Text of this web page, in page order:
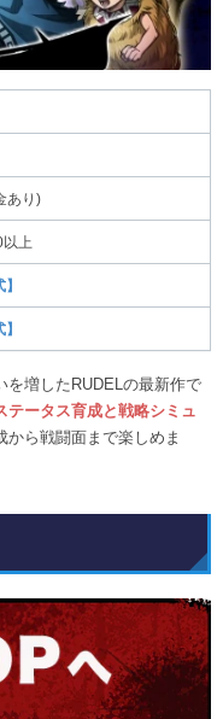
あり)
上
を増したRUDELの最新作で
テータス育成と戦略シミュ
から戦闘面まで楽しめま